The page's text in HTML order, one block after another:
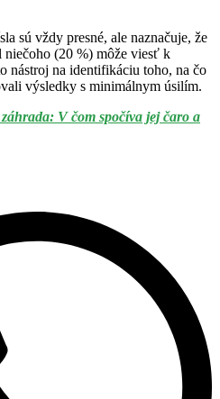
sú vždy presné, ale naznačuje, že
niečoho (20 %) môže viesť k
nástroj na identifikáciu toho, na čo
výsledky s minimálnym úsilím.
V čom spočíva jej čaro a